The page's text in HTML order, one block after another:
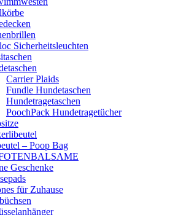
Sicherheitsleuchten
Carrier Plaids
Fundle Hundetaschen
Hundetragetaschen
PoochPack Hundetragetücher
– Poop Bag
Geschenke
für Zuhause